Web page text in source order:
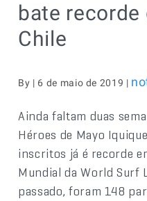
bate
Chile
By | 6 de maio de 2019 |
Ainda faltam duas
Héroes de Mayo
inscritos já é recorde
Mundial da World Surf
passado, foram 148